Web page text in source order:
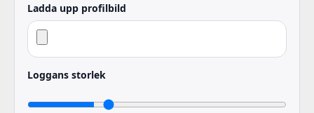
Ladda upp profilbild
Loggans storlek